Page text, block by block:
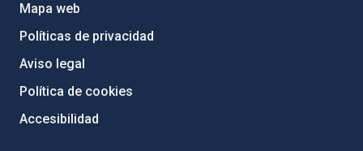
Mapa web
Políticas de privacidad
Aviso legal
Política de cookies
Accesibilidad